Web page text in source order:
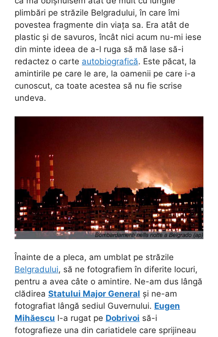
plimbări pe străzile Belgradului, în care îmi
povestea fragmente din viața sa. Era atât de
plastic și de savuros, încât nici acum nu-mi iese
din minte ideea de a-l ruga să mă lase să-i
redactez o carte autobiografică. Este păcat, la
amintirile pe care le are, la oamenii pe care i-a
cunoscut, ca toate acestea să nu fie scrise
undeva.
Înainte de a pleca, am umblat pe străzile
Belgradului, să ne fotografiem în diferite locuri,
pentru a avea câte o amintire. Ne-am dus lângă
clădirea Statului Major General și ne-am
fotografiat lângă sediul Guvernului. Eugen
Mihăescu l-a rugat pe Dobrivoi să-i
fotografieze una din cariatidele care sprijineau